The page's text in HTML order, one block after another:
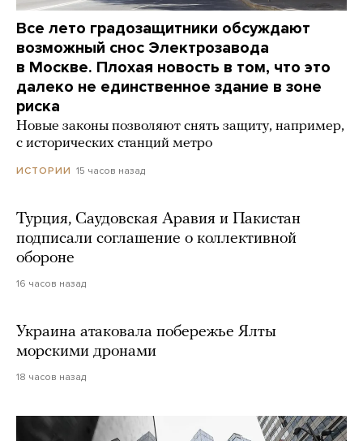
Все лето градозащитники обсуждают
возможный снос Электрозавода
в Москве. Плохая новость в том, что это
далеко не единственное здание в зоне
риска
Новые законы позволяют снять защиту, например,
с исторических станций метро
ИСТОРИИ 15 часов назад
Турция, Саудовская Аравия и Пакистан
подписали соглашение о коллективной
обороне
16 часов назад
Украина атаковала побережье Ялты
морскими дронами
18 часов назад